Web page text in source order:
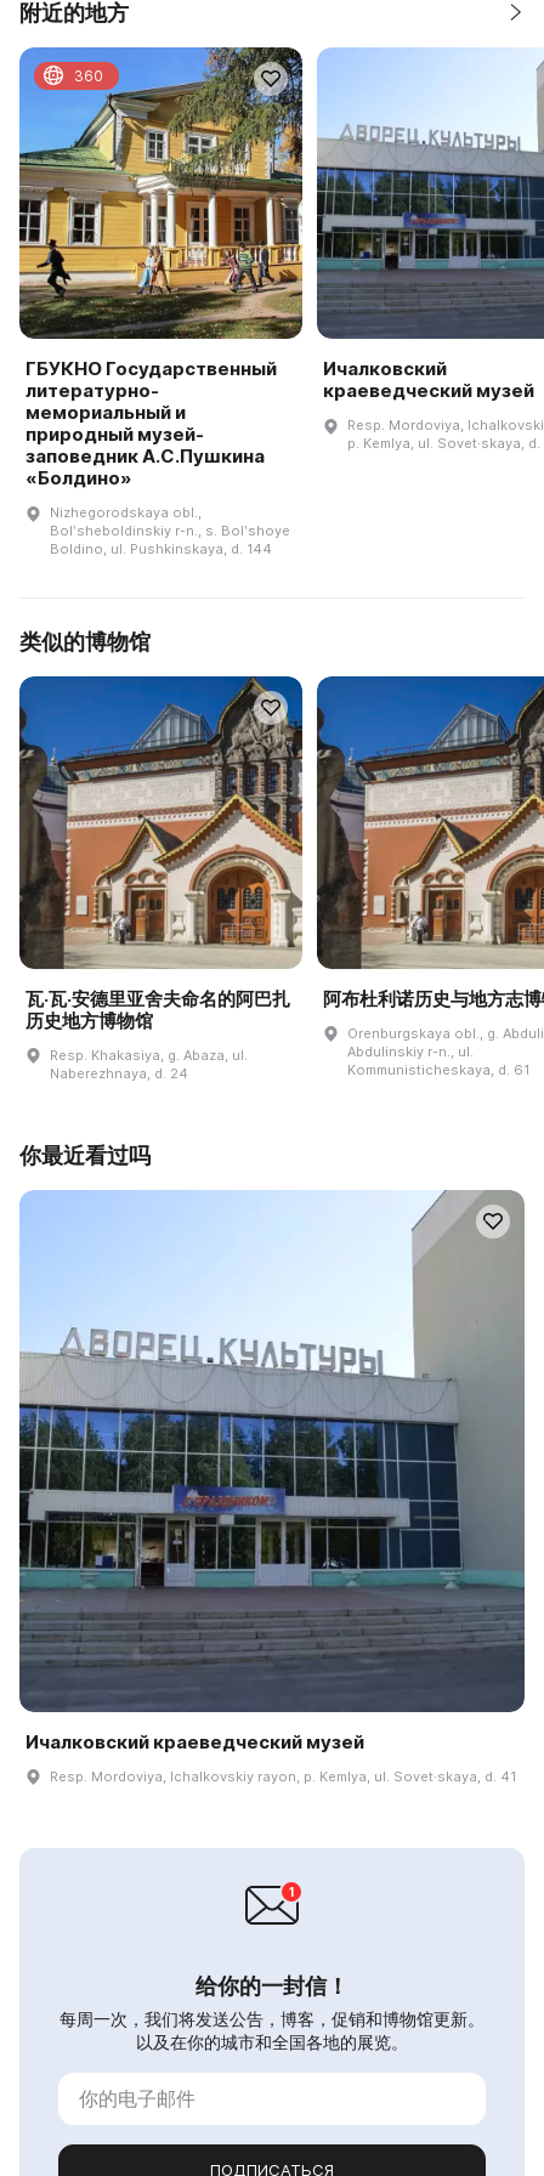
附近的地方
ГБУКНО Государственный
литературно-
мемориальный и
природный музей-
заповедник А.С.Пушкина
«Болдино»
Nizhegorodskaya obl.,
Bolʹsheboldinskiy r-n., s. Bolʹshoye
Boldino, ul. Pushkinskaya, d. 144
360
Ичалковский
краеведческий музей
Resp. Mordoviya,
p. Kemlya, ul. Sovet·skaya, d.
类似的博物馆
瓦·瓦·安德里亚舍夫命名的阿巴扎
历史地方博物馆
Resp. Khakasiya, g. Abaza, ul.
Naberezhnaya, d. 24
阿布杜利诺历史与地方志
Orenburgskaya obl., g.
Abdulinskiy r-n., ul.
Kommunisticheskaya, d. 61
你最近看过吗
Ичалковский краеведческий музей
Resp. Mordoviya, Ichalkovskiy rayon, p. Kemlya, ul. Sovet·skaya, d. 41
给你的一封信！
每周一次，我们将发送公告，博客，促销和博物馆更新。
以及在你的城市和全国各地的展览。
ПОДПИСАТЬСЯ